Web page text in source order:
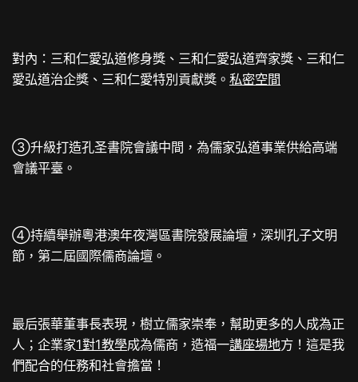
對內：三和仁愛弘道修身獎、三和仁愛弘道齊家獎、三和仁
愛弘道治企獎、三和仁愛特別貢獻獎。私密空間
③升級打造孔圣書院會議中間，為儒家弘道事業供給高端
會議平臺。
④持續舉辦粵港澳年夜灣區書院發展論壇，深圳孔子文明
節，第二屆國際儒商論壇。
最后張華董事長表現，樹立儒家崇奉，幫助更多的人成為正
人；企業家1對1教學成為儒商，造福一講座場地方！這是我
們配合的任務和社會擔當！